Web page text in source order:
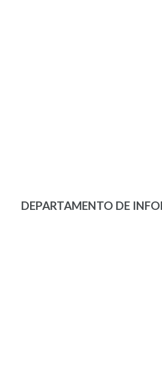
DEPARTAMENTO DE